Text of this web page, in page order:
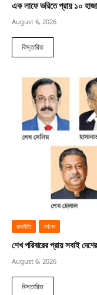
এক লাফে ভরিতে প্রায় ১০
August 6, 2026
বিস্তারিত
রাজনীতি সর্বশেষ
শেখ পরিবারের প্রায় সবাই
August 6, 2026
বিস্তারিত